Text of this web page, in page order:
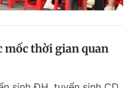
mốc thời gian quan